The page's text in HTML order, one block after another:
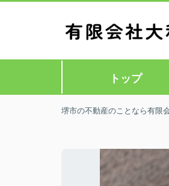
トップ
堺市の不動産のことなら有限